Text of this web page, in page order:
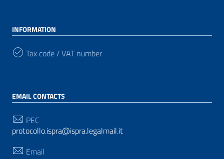
INFORMATION
Tax code / VAT number
EMAIL CONTACTS
PEC
protocollo.ispra@ispra.legalmail.it
Email